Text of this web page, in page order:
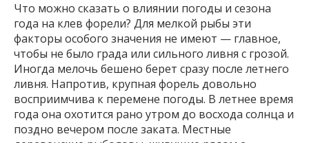
Что можно сказать о влиянии погоды и сезона
года на клев форели? Для мелкой рыбы эти
факторы особого значения не имеют — главное,
чтобы не было града или сильного ливня с грозой.
Иногда мелочь бешено берет сразу после летнего
ливня. Напротив, крупная форель довольно
восприимчива к перемене погоды. В летнее время
года она охотится рано утром до восхода солнца и
поздно вечером после заката. Местные